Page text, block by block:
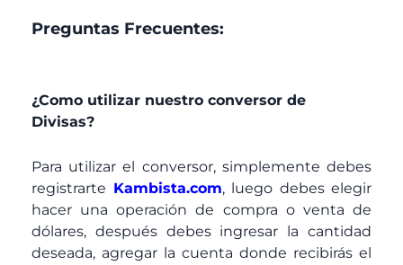
Preguntas Frecuentes:
¿Como utilizar nuestro conversor de
Divisas?
Para utilizar el conversor, simplemente debes
registrarte Kambista.com, luego debes elegir
hacer una operación de compra o venta de
dólares, después debes ingresar la cantidad
deseada, agregar la cuenta donde recibirás el